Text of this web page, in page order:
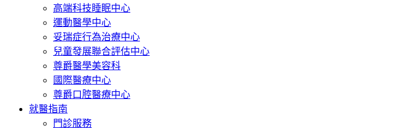
高端科技睡眠中心
運動醫學中心
妥瑞症行為治療中心
兒童發展聯合評估中心
尊爵醫學美容科
國際醫療中心
尊爵口腔醫療中心
就醫指南
門診服務